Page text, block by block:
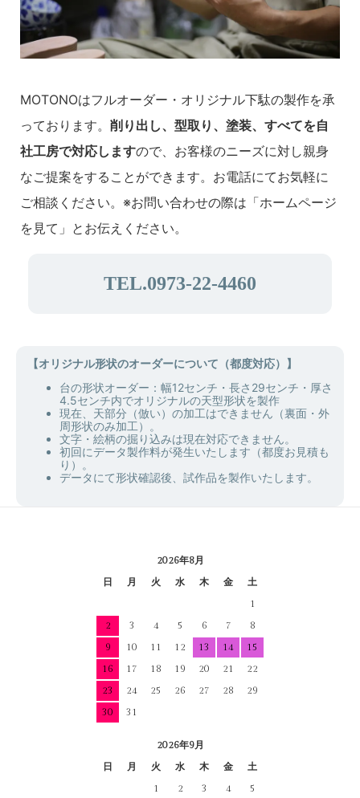
MOTONOはフルオーダー・オリジナル下駄の製作を承
っております。 削り出し、型取り、塗装、すべてを自
社工房で対応しますので、お客様のニーズに対し親身
なご提案をすることができます。お電話にてお気軽に
ご相談ください。※お問い合わせの際は「ホームページ
を見て」とお伝えください。
TEL.0973-22-4460
【オリジナル形状のオーダーについて（都度対応）】
台の形状オーダー：幅12センチ・長さ29センチ・厚さ
4.5センチ内でオリジナルの天型形状を製作
現在、天部分（倣い）の加工はできません（裏面・外
周形状のみ加工）。
文字・絵柄の掘り込みは現在対応できません。
初回にデータ製作料が発生いたします（都度お見積も
り）。
データにて形状確認後、試作品を製作いたします。
2026年8月
日
月 火 水 木 金
土
1
2
3 4 5 6 7
8
9
10 11 12 13 14
15
16
17 18 19 20 21
22
23
24 25 26 27 28
29
30
31
2026年9月
日
月 火 水 木 金
土
1
2 3 4
5